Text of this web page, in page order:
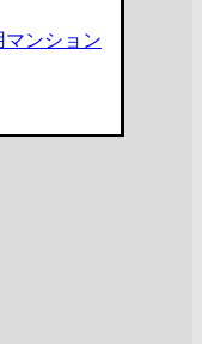
マンション